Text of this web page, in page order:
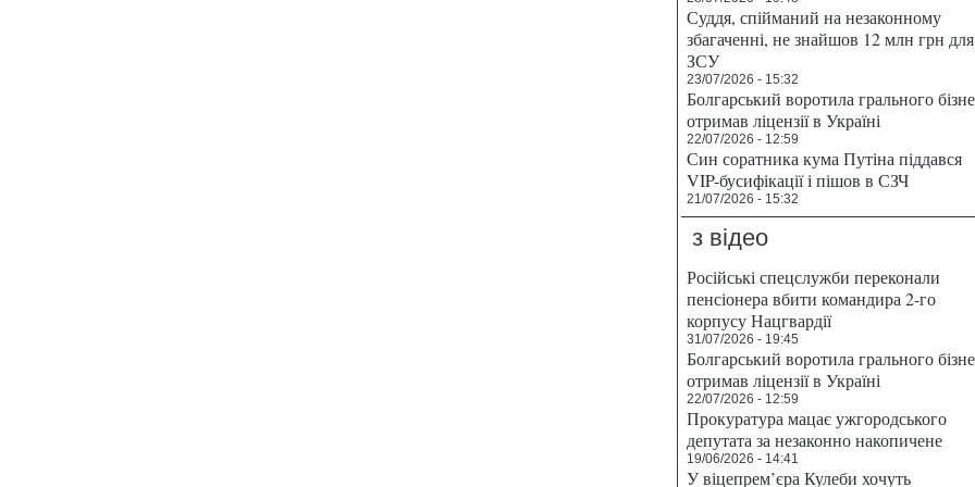
Суддя, спійманий на незаконному
збагаченні, не знайшов 12 млн грн для
ЗСУ
23/07/2026 - 15:32
Болгарський воротила грального
отримав ліцензії в Україні
22/07/2026 - 12:59
Син соратника кума Путіна піддався
VIP-бусифікації і пішов в СЗЧ
21/07/2026 - 15:32
з відео
Російські спецслужби переконали
пенсіонера вбити командира 2-го
корпусу Нацгвардії
31/07/2026 - 19:45
Болгарський воротила грального
отримав ліцензії в Україні
22/07/2026 - 12:59
Прокуратура мацає ужгородського
депутата за незаконно накопичене
19/06/2026 - 14:41
У віцепрем’єра Кулеби хочуть